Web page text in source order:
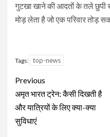
गुटखा खाने की आदतों के तले छुपी
मोड़ लेता है जो एक परिवार तोड़
Tags: top-news
Continue
Reading
Previous
अमृत भारत ट्रेन: कैसी दिखती है
और यात्रियों के लिए क्या-क्या
सुविधाएं